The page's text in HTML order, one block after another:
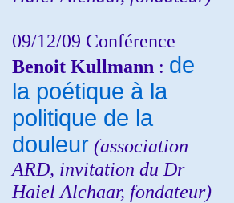
09/12/09 Conférence
Benoit Kullmann : de
la poétique à la
politique de la
douleur (association
ARD, invitation du Dr
Haiel Alchaar, fondateur)